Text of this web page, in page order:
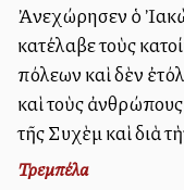
Ἀνεχώρησεν ὁ
κατέλαβε τοὺς
πόλεων καὶ δὲν
καὶ τοὺς
τῆς Συχὲμ καὶ διὰ
Τρεμπέλα